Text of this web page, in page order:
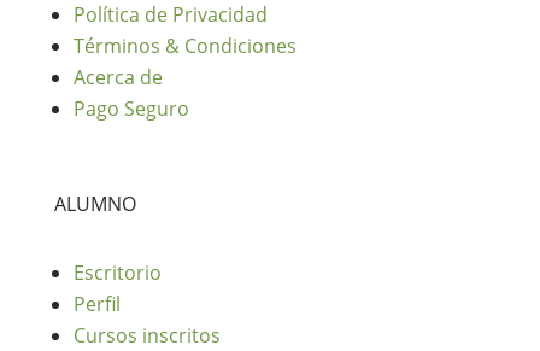
Política de Privacidad
Términos & Condiciones
Acerca de
Pago Seguro
ALUMNO
Escritorio
Perfil
Cursos inscritos